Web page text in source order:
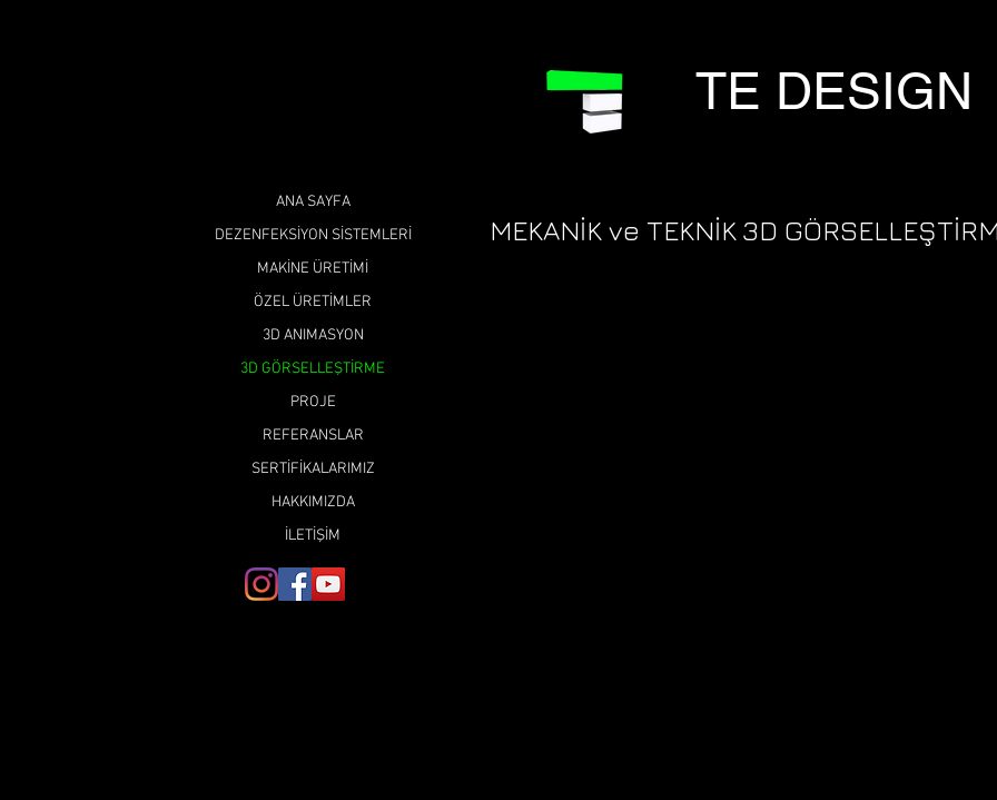
TE DESIGN
MEKANİK ve TEKNİK 3D
ANA SAYFA
DEZENFEKSİYON SİSTEMLERİ
MAKİNE ÜRETİMİ
ÖZEL ÜRETİMLER
3D ANIMASYON
3D GÖRSELLEŞTİRME
PROJE
REFERANSLAR
SERTİFİKALARIMIZ
HAKKIMIZDA
İLETİŞİM